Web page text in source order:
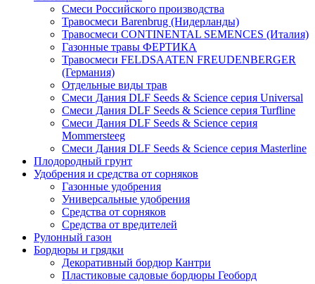
Смеси Российского производства
Травосмеси Barenbrug (Нидерланды)
Травосмеси CONTINENTAL SEMENCES (Италия)
Газонные травы ФЕРТИКА
Травосмеси FELDSAATEN FREUDENBERGER
(Германия)
Отдельные виды трав
Смеси Дания DLF Seeds & Sciеnce серия Universal
Смеси Дания DLF Seeds & Sciеnce серия Turfline
Смеси Дания DLF Seeds & Sciеnce серия
Mommersteeg
Смеси Дания DLF Seeds & Sciеnce серия Masterline
Плодородный грунт
Удобрения и средства от сорняков
Газонные удобрения
Универсальные удобрения
Средства от сорняков
Средства от вредителей
Рулонный газон
Бордюры и грядки
Декоративный бордюр Кантри
Пластиковые садовые бордюры Геоборд